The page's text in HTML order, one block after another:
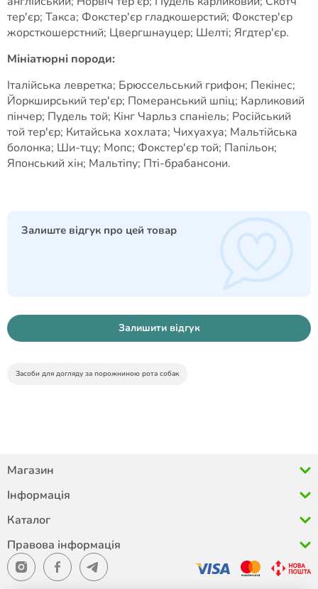
тер'єр; Такса; Фокстер'єр гладкошерстий; Фокстер'єр
жорсткошерстний; Цвергшнауцер; Шелті; Ягдтер'єр.
Мініатюрні породи:
Італійська левретка; Брюссельський грифон; Пекінес;
Йоркширський тер'єр; Померанський шпіц; Карликовий
пінчер; Пудель той; Кінг Чарльз спаніель; Російський
той тер'єр; Китайська хохлата; Чихуахуа; Мальтійська
болонка; Ши-тцу; Мопс; Фокстер'єр той; Папільон;
Японський хін; Мальтіпу; Пті-брабансони.
Залиште відгук про цей товар
Залишити відгук
Засоби для догляду за порожниною рота собак
Магазин
Інформація
Каталог
Правова інформація